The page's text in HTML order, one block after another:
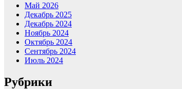
Май 2026
Декабрь 2025
Декабрь 2024
Ноябрь 2024
Октябрь 2024
Сентябрь 2024
Июль 2024
Рубрики